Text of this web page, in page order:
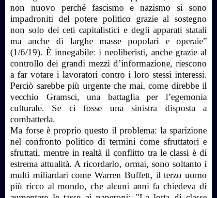
non nuovo perché fascismo e nazismo si sono
impadroniti del potere politico grazie al sostegno
non solo dei ceti capitalistici e degli apparati statali
ma anche di larghe masse popolari e operaie”
(1/6/19). È innegabile: i neoliberisti, anche grazie al
controllo dei grandi mezzi d’informazione, riescono
a far votare i lavoratori contro i loro stessi interessi.
Perciò sarebbe più urgente che mai, come direbbe il
vecchio Gramsci, una battaglia per l’egemonia
culturale. Se ci fosse una sinistra disposta a
combatterla.
Ma forse è proprio questo il problema: la sparizione
nel confronto politico di termini come sfruttatori e
sfruttati, mentre in realtà il conflitto tra le classi è di
estrema attualità. A ricordarlo, ormai, sono soltanto i
multi miliardari come Warren Buffett, il terzo uomo
più ricco al mondo, che alcuni anni fa chiedeva di